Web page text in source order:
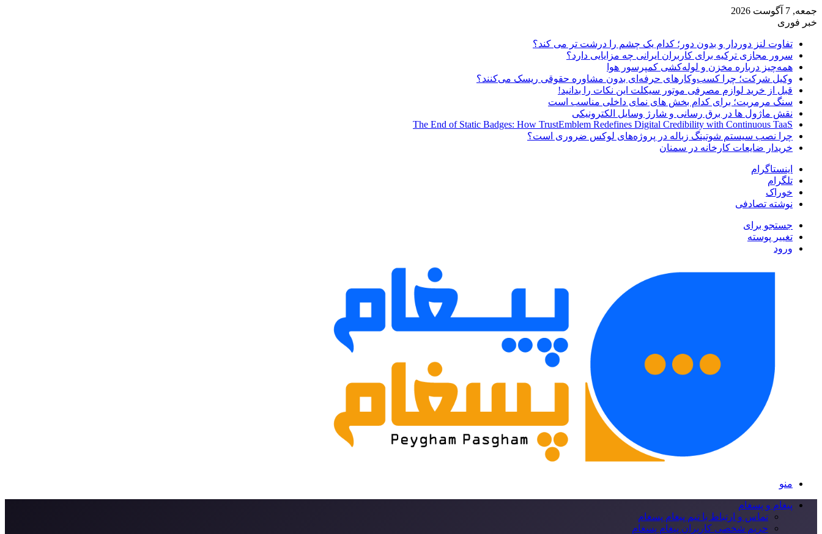
جمعه, 7 آگوست 2026
خبر فوری
تفاوت لنز دوردار و بدون دور؛ کدام یک چشم را درشت تر می کند؟
سرور مجازی ترکیه برای کاربران ایرانی چه مزایایی دارد؟
همه‌چیز درباره مخزن و لوله‌کشی کمپرسور هوا
وکیل شرکت؛ چرا کسب‌وکارهای حرفه‌ای بدون مشاوره حقوقی ریسک می‌کنند؟
قبل از خرید لوازم مصرفی موتور سیکلت این نکات را بدانید!
سنگ مرمریت؛ برای کدام بخش های نمای داخلی مناسب است
نقش ماژول ها در برق رسانی و شارژ وسایل الکترونیکی
The End of Static Badges: How TrustEmblem Redefines Digital Credibility with Continuous TaaS
چرا نصب سیستم شوتینگ زباله در پروژه‌های لوکس ضروری است؟
خریدار ضایعات کارخانه در سمنان
اینستاگرام
تلگرام
خوراک
نوشته تصادفی
جستجو برای
تغییر پوسته
ورود
منو
پیغام و پسغام
تماس و ارتباط با تیم پیغام پسغام
حریم شخصی کاربران پیغام پسغام